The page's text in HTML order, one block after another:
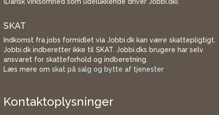
SKAT
Indkomst fra jobs formidlet via Jobbi.dk kan være skattepligtigt.
Jobbi.dk indberetter ikke til SKAT. Jobbi.dks brugere har selv
ansvaret for skatteforhold og indberetning.
Læs mere om skat på salg og bytte af tjenester
Kontaktoplysninger